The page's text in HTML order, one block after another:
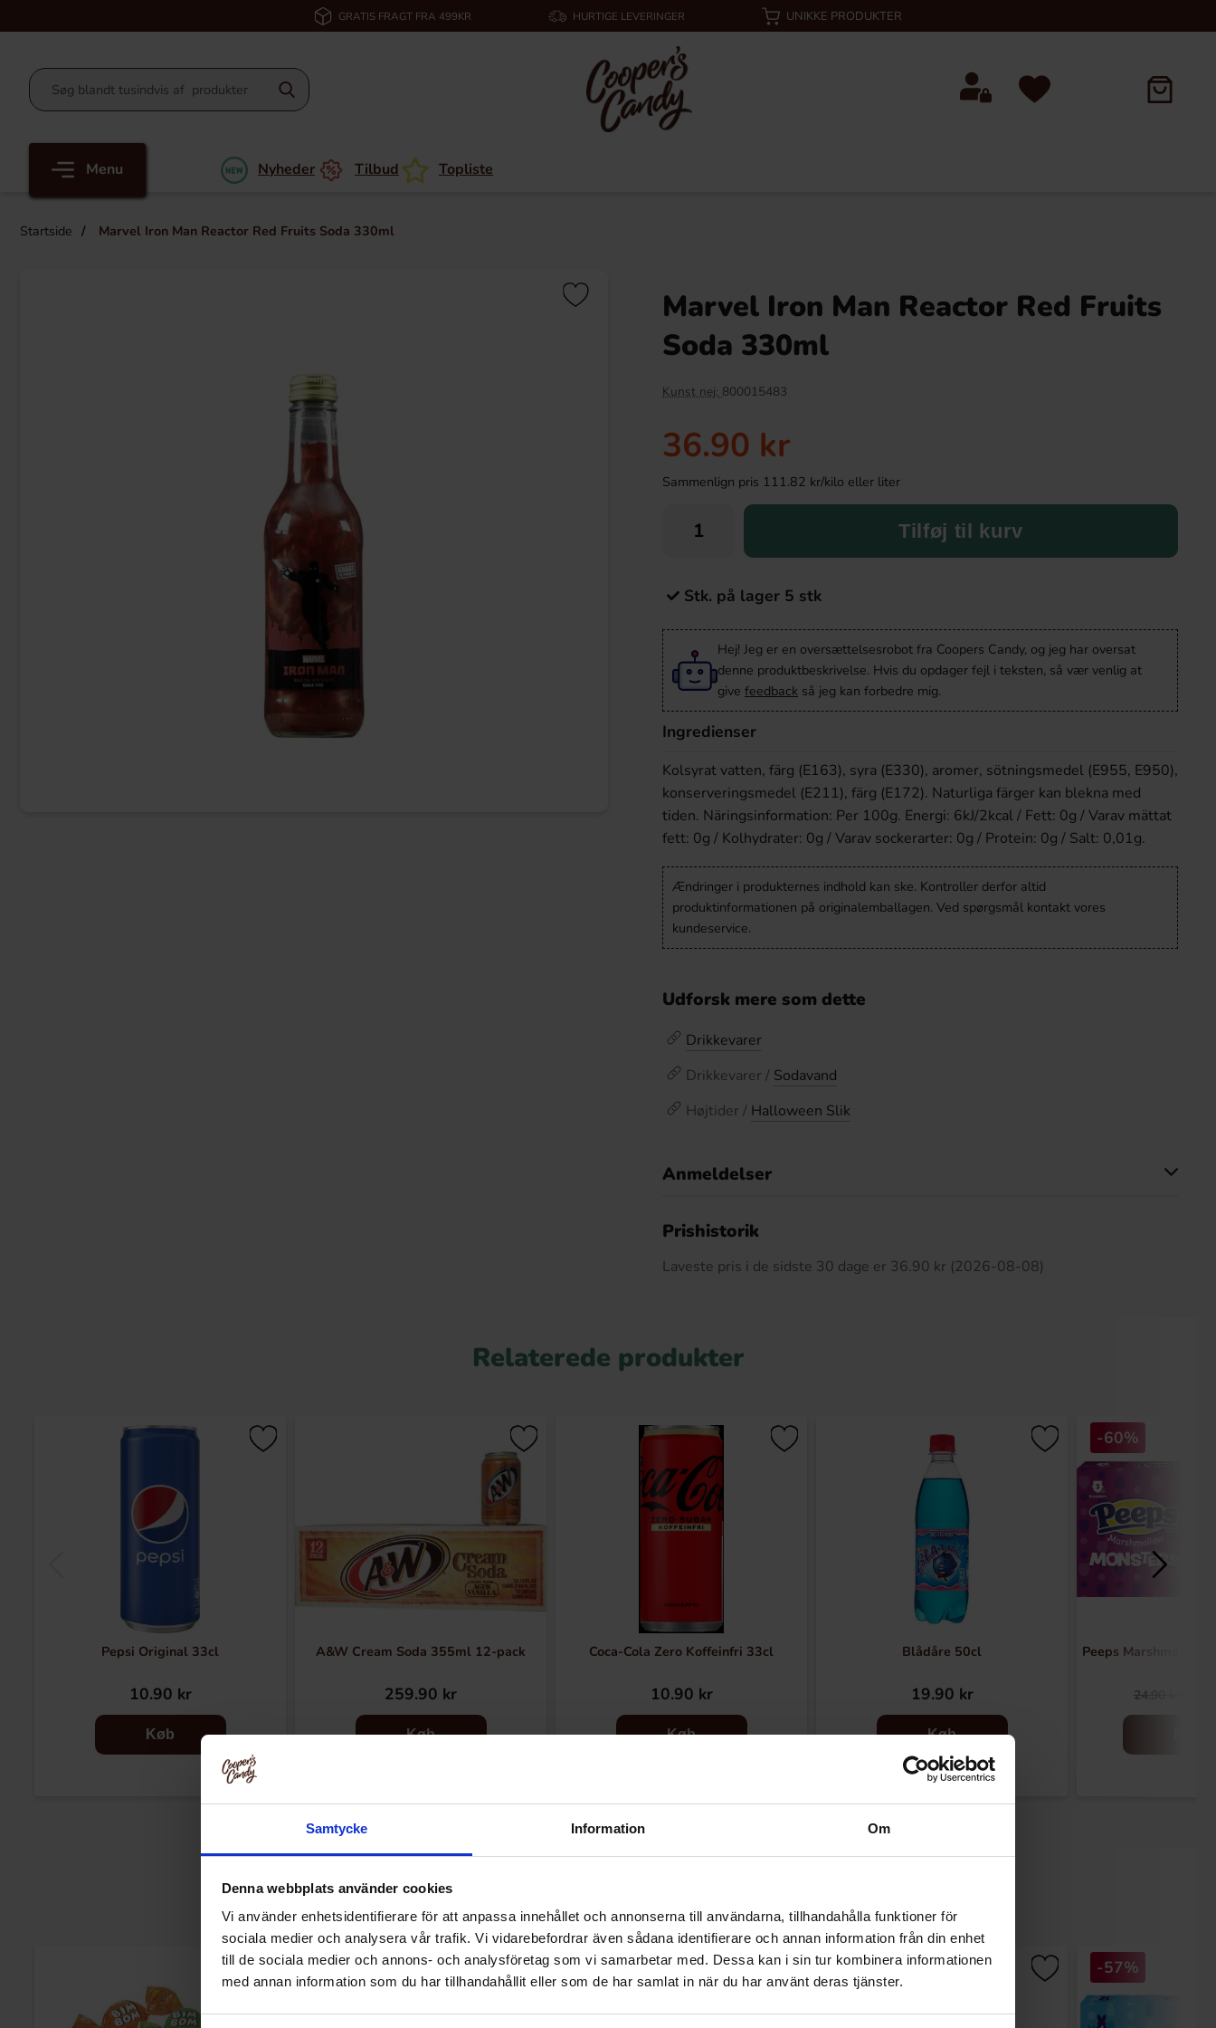
Samtycke Information Om
Denna webbplats använder cookies
Vi använder enhetsidentifierare för att anpassa innehållet och annonserna till användarna, tillhandahålla funktioner för
sociala medier och analysera vår trafik. Vi vidarebefordrar även sådana identifierare och annan information från din enhet
till de sociala medier och annons- och analysföretag som vi samarbetar med. Dessa kan i sin tur kombinera informationen
med annan information som du har tillhandahållit eller som de har samlat in när du har använt deras tjänster.
GRATIS FRAGT FRA 499KR HURTIGE LEVERINGER UNIKKE PRODUKTER
Menu Nyheder Tilbud Topliste
Startside Marvel Iron Man Reactor Red Fruits Soda 330ml
Marvel Iron Man Reactor Red Fruits
Soda 330ml
Kunst nej: 800015483
36.90 kr
Sammenlign pris 111.82 kr/kilo eller liter
Tilføj til kurv
Stk. på lager 5 stk
Hej! Jeg er en oversættelsesrobot fra Coopers Candy, og jeg har oversat
denne produktbeskrivelse. Hvis du opdager fejl i teksten, så vær venlig at
give feedback så jeg kan forbedre mig.
Ingredienser
Kolsyrat vatten, färg (E163), syra (E330), aromer, sötningsmedel (E955, E950),
konserveringsmedel (E211), färg (E172). Naturliga färger kan blekna med
tiden. Näringsinformation: Per 100g. Energi: 6kJ/2kcal / Fett: 0g / Varav mättat
fett: 0g / Kolhydrater: 0g / Varav sockerarter: 0g / Protein: 0g / Salt: 0,01g.
Ændringer i produkternes indhold kan ske. Kontroller derfor altid
produktinformationen på originalemballagen. Ved spørgsmål kontakt vores
kundeservice.
Udforsk mere som dette
Drikkevarer
Drikkevarer / Sodavand
Højtider / Halloween Slik
Anmeldelser
Prishistorik
Laveste pris i de sidste 30 dage er 36.90 kr (2026-08-08)
Relaterede produkter
Pepsi Original 33cl
10.90 kr
Køb
A&W Cream Soda 355ml 12-pack
259.90 kr
Køb
Coca-Cola Zero Koffeinfri 33cl
10.90 kr
Køb
Blådåre 50cl
19.90 kr
Køb
-60%
Peeps Marshmallow
24.90 kr
-57%